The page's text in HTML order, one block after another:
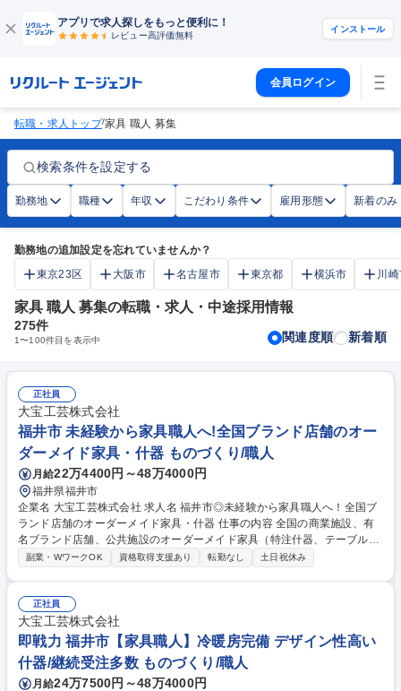
アプリで求人探しをもっと便利に！
レビュー高評価無料
インストール
会員ログイン
転職・求人トップ/家具 職人 募集
検索条件を設定する
勤務地 職種 年収 こだわり条件 雇用形態 新着のみ
勤務地の追加設定を忘れていませんか？
東京23区
大阪市 名古屋市 東京都 横浜市 川
家具 職人 募集の転職・求人・中途採用情報
275件
1〜100件目を表示中 関連度順 新着順
正社員
大宝工芸株式会社
福井市 未経験から家具職人へ!全国ブランド店舗のオー
ダーメイド家具・什器 ものづくり/職人
月給22万4400円～48万4000円
福井県福井市
企業名 大宝工芸株式会社 求人名 福井市◎未経験から家具職人へ！全国ブ
ランド店舗のオーダーメイド家具・什器 仕事の内容 全国の商業施設、有
名ブランド店舗、公共施設のオーダーメイド家具（特注什器、テーブル、
棚など）の製造を担当いただきます 【入社後は】工場長の指導のもと、設
装前の表面研磨・仕上げ補助／完成した家具の養生・梱包作業／工場内の
清掃・安全管理など 【施工事例】めがねミュージアム、グランディア芳泉
料亭ことぶき、石川県立図書館、バブアー(大丸東京店など）、セサミス
トリートマーケット（阪神梅田本店など）他 募集職種 福井市◎未経験か
ら家具職人へ！全国ブランド店舗のオーダーメイド家具・什器
副業・WワークOK 資格取得支援あり 転勤なし 土日祝休み
正社員
大宝工芸株式会社
即戦力 福井市【家具職人】冷暖房完備 デザイン性高い
什器/継続受注多数 ものづくり/職人
月給24万7500円～48万4000円